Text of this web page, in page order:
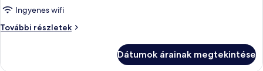
Standard
Ingyenes wifi
További részletek
Standard
Dátumok árainak megtekintése